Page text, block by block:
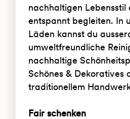
nachhaltigen Lebensstil
entspannt begleiten. In
Läden kannst du
umweltfreundliche
nachhaltige
Schönes & Dekoratives
traditionellem
Fair schenken